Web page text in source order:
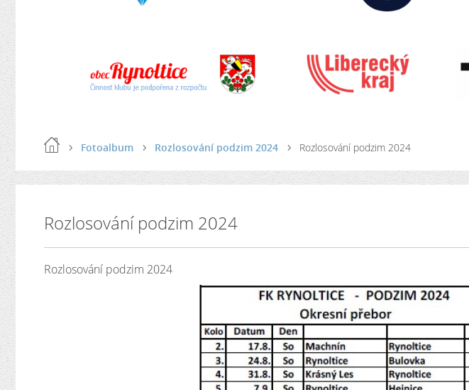
Fotoalbum Rozlosování podzim 2024 Rozlosování podzim 2024
Rozlosování podzim 2024
Rozlosování podzim 2024